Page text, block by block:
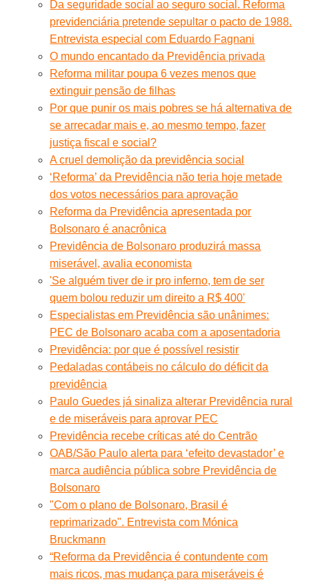
Da seguridade social ao seguro social. Reforma
previdenciária pretende sepultar o pacto de 1988.
Entrevista especial com Eduardo Fagnani
O mundo encantado da Previdência privada
Reforma militar poupa 6 vezes menos que
extinguir pensão de filhas
Por que punir os mais pobres se há alternativa de
se arrecadar mais e, ao mesmo tempo, fazer
justiça fiscal e social?
A cruel demolição da previdência social
‘Reforma’ da Previdência não teria hoje metade
dos votos necessários para aprovação
Reforma da Previdência apresentada por
Bolsonaro é anacrônica
Previdência de Bolsonaro produzirá massa
miserável, avalia economista
'Se alguém tiver de ir pro inferno, tem de ser
quem bolou reduzir um direito a R$ 400'
Especialistas em Previdência são unânimes:
PEC de Bolsonaro acaba com a aposentadoria
Previdência: por que é possível resistir
Pedaladas contábeis no cálculo do déficit da
previdência
Paulo Guedes já sinaliza alterar Previdência rural
e de miseráveis para aprovar PEC
Previdência recebe críticas até do Centrão
OAB/São Paulo alerta para ‘efeito devastador’ e
marca audiência pública sobre Previdência de
Bolsonaro
"Com o plano de Bolsonaro, Brasil é
reprimarizado". Entrevista com Mónica
Bruckmann
“Reforma da Previdência é contundente com
mais ricos, mas mudança para miseráveis é